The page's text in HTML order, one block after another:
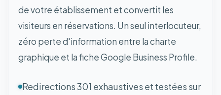
de votre établissement et convertit les
visiteurs en réservations. Un seul interlocuteur,
zéro perte d'information entre la charte
graphique et la fiche Google Business Profile.
Redirections 301 exhaustives et testées sur